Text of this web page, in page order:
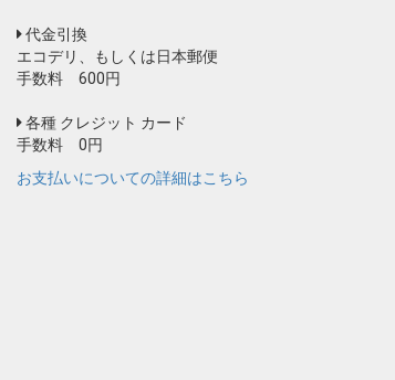
代金引換
エコデリ、もしくは日本郵便
手数料 600円
各種 クレジット カード
手数料 0円
お支払いについての詳細はこちら